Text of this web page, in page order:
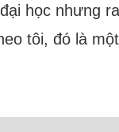
học nhưng
tôi, đó là